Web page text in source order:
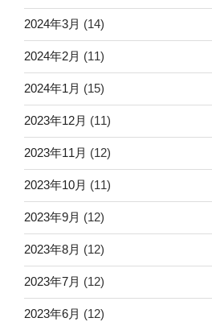
2024年3月 (14)
2024年2月 (11)
2024年1月 (15)
2023年12月 (11)
2023年11月 (12)
2023年10月 (11)
2023年9月 (12)
2023年8月 (12)
2023年7月 (12)
2023年6月 (12)